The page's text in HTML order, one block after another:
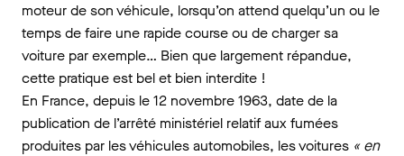
moteur de son véhicule, lorsqu’on attend quelqu’un ou le
temps de faire une rapide course ou de charger sa
voiture par exemple… Bien que largement répandue,
cette pratique est bel et bien interdite !
En France, depuis le 12 novembre 1963, date de la
publication de l’arrêté ministériel relatif aux fumées
produites par les véhicules automobiles, les voitures « en